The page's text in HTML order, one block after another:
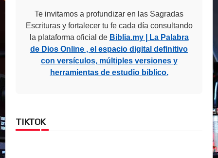
Te invitamos a profundizar en las Sagradas
Escrituras y fortalecer tu fe cada día consultando
la plataforma oficial de Biblia.my | La Palabra
de Dios Online , el espacio digital definitivo
con versículos, múltiples versiones y
herramientas de estudio bíblico.
TIKTOK